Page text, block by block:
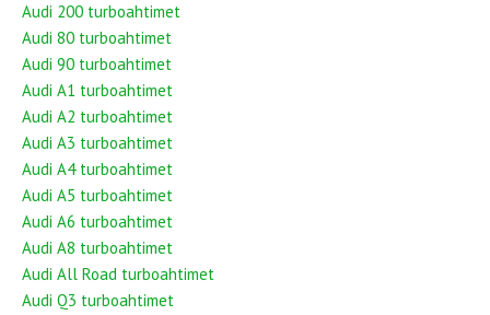
Audi 200 turboahtimet
Audi 80 turboahtimet
Audi 90 turboahtimet
Audi A1 turboahtimet
Audi A2 turboahtimet
Audi A3 turboahtimet
Audi A4 turboahtimet
Audi A5 turboahtimet
Audi A6 turboahtimet
Audi A8 turboahtimet
Audi All Road turboahtimet
Audi Q3 turboahtimet